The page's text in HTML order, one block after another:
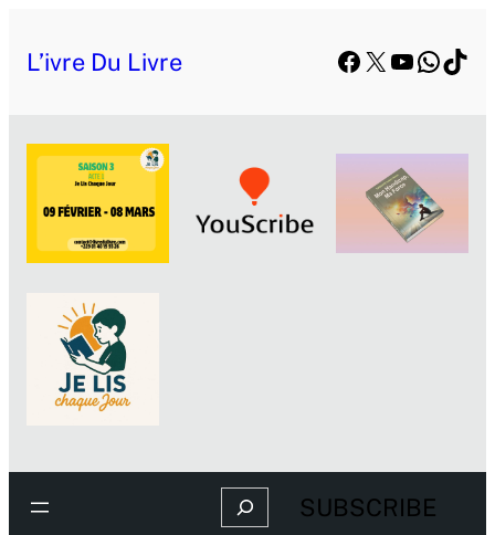
L’ivre Du Livre Facebook
X YouTube
Search SUBSCRIBE